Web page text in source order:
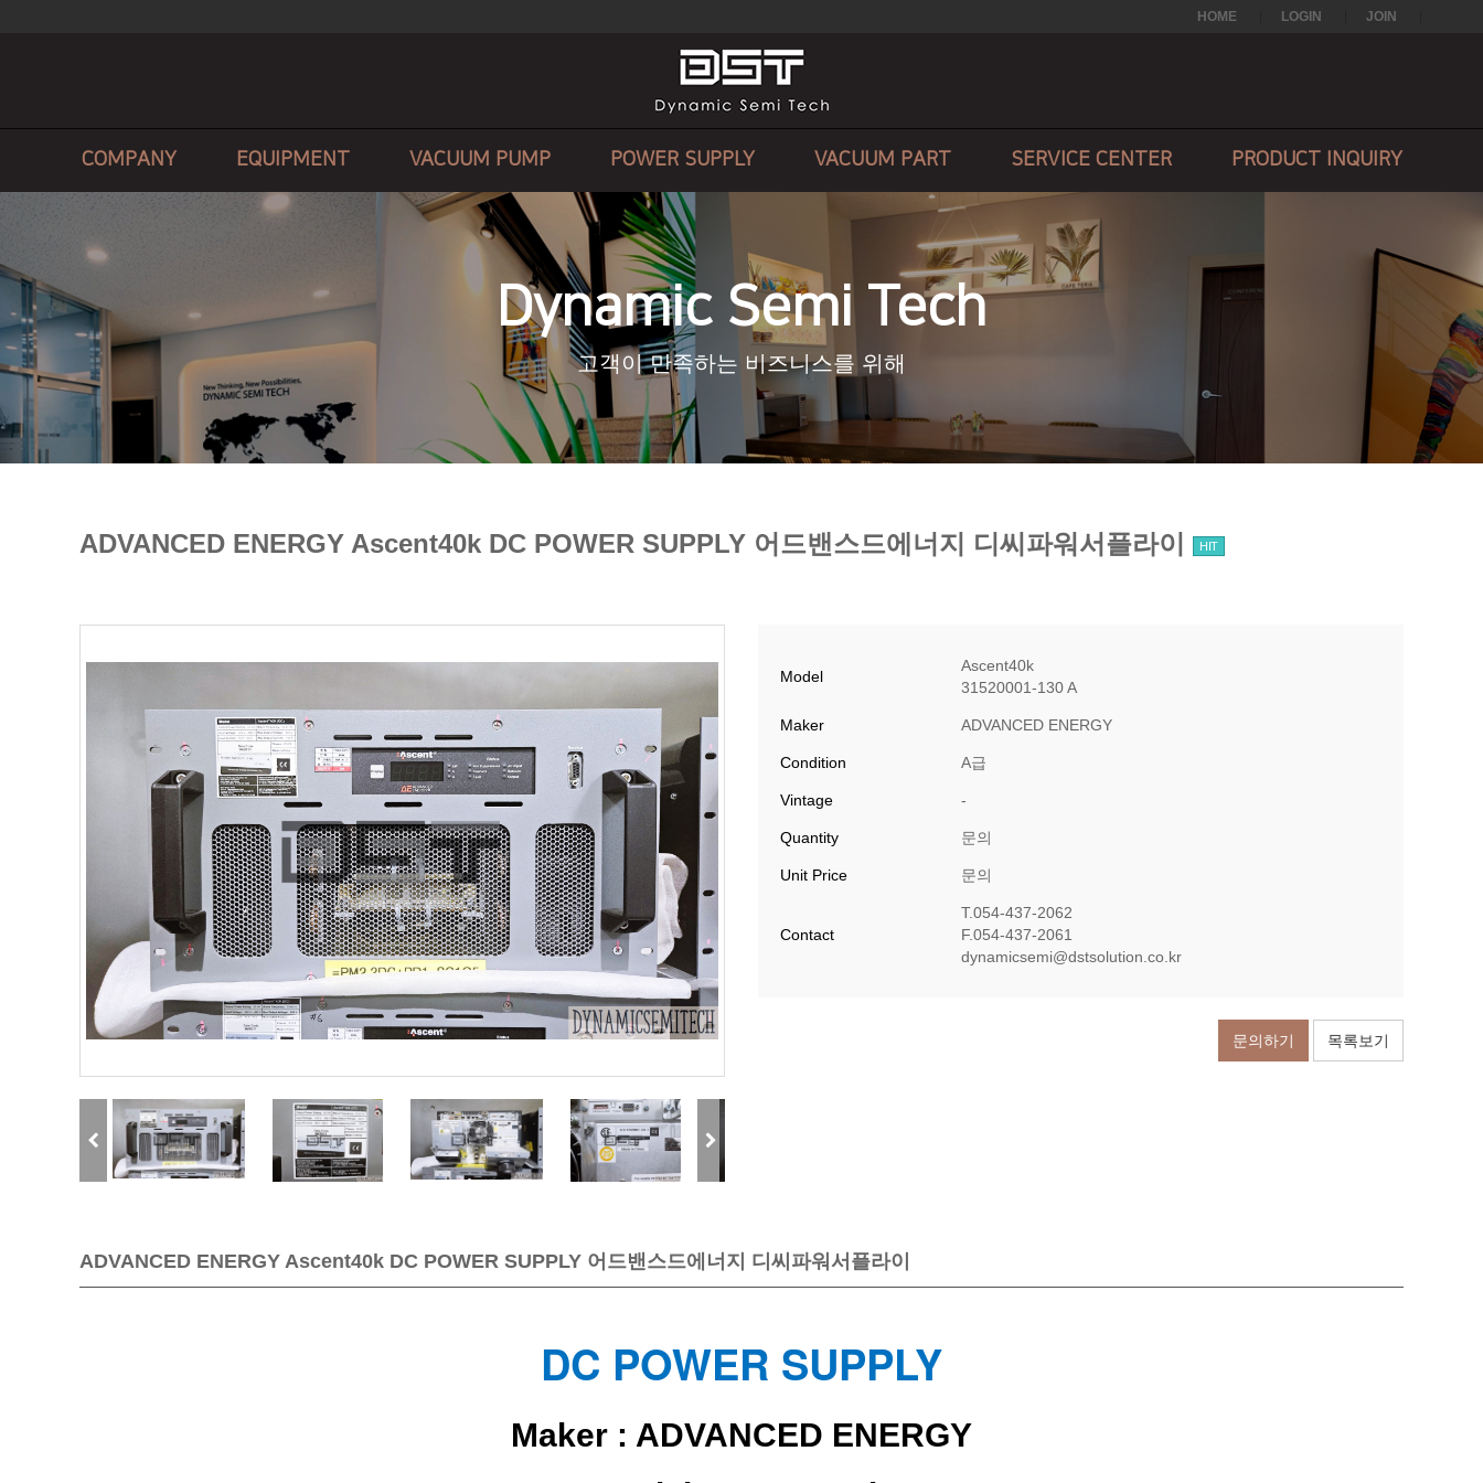
HOME LOGIN JOIN
COMPANY EQUIPMENT VACUUM PUMP POWER SUPPLY VACUUM PART SERVICE CENTER PRODUCT INQUIRY
Dynamic Semi Tech
고객이 만족하는 비즈니스를 위해
ADVANCED ENERGY Ascent40k DC POWER SUPPLY 어드밴스드에너지 디씨파워서플라이 HIT
Model
Ascent40k
31520001-130 A
Maker ADVANCED ENERGY
Condition A급
Vintage -
Quantity 문의
Unit Price 문의
Contact
T.054-437-2062
F.054-437-2061
​dynamicsemi@dstsolution.co.kr
문의하기 목록보기
ADVANCED ENERGY Ascent40k DC POWER SUPPLY 어드밴스드에너지 디씨파워서플라이
DC POWER SUPPLY
Maker : ADVANCED ENERGY